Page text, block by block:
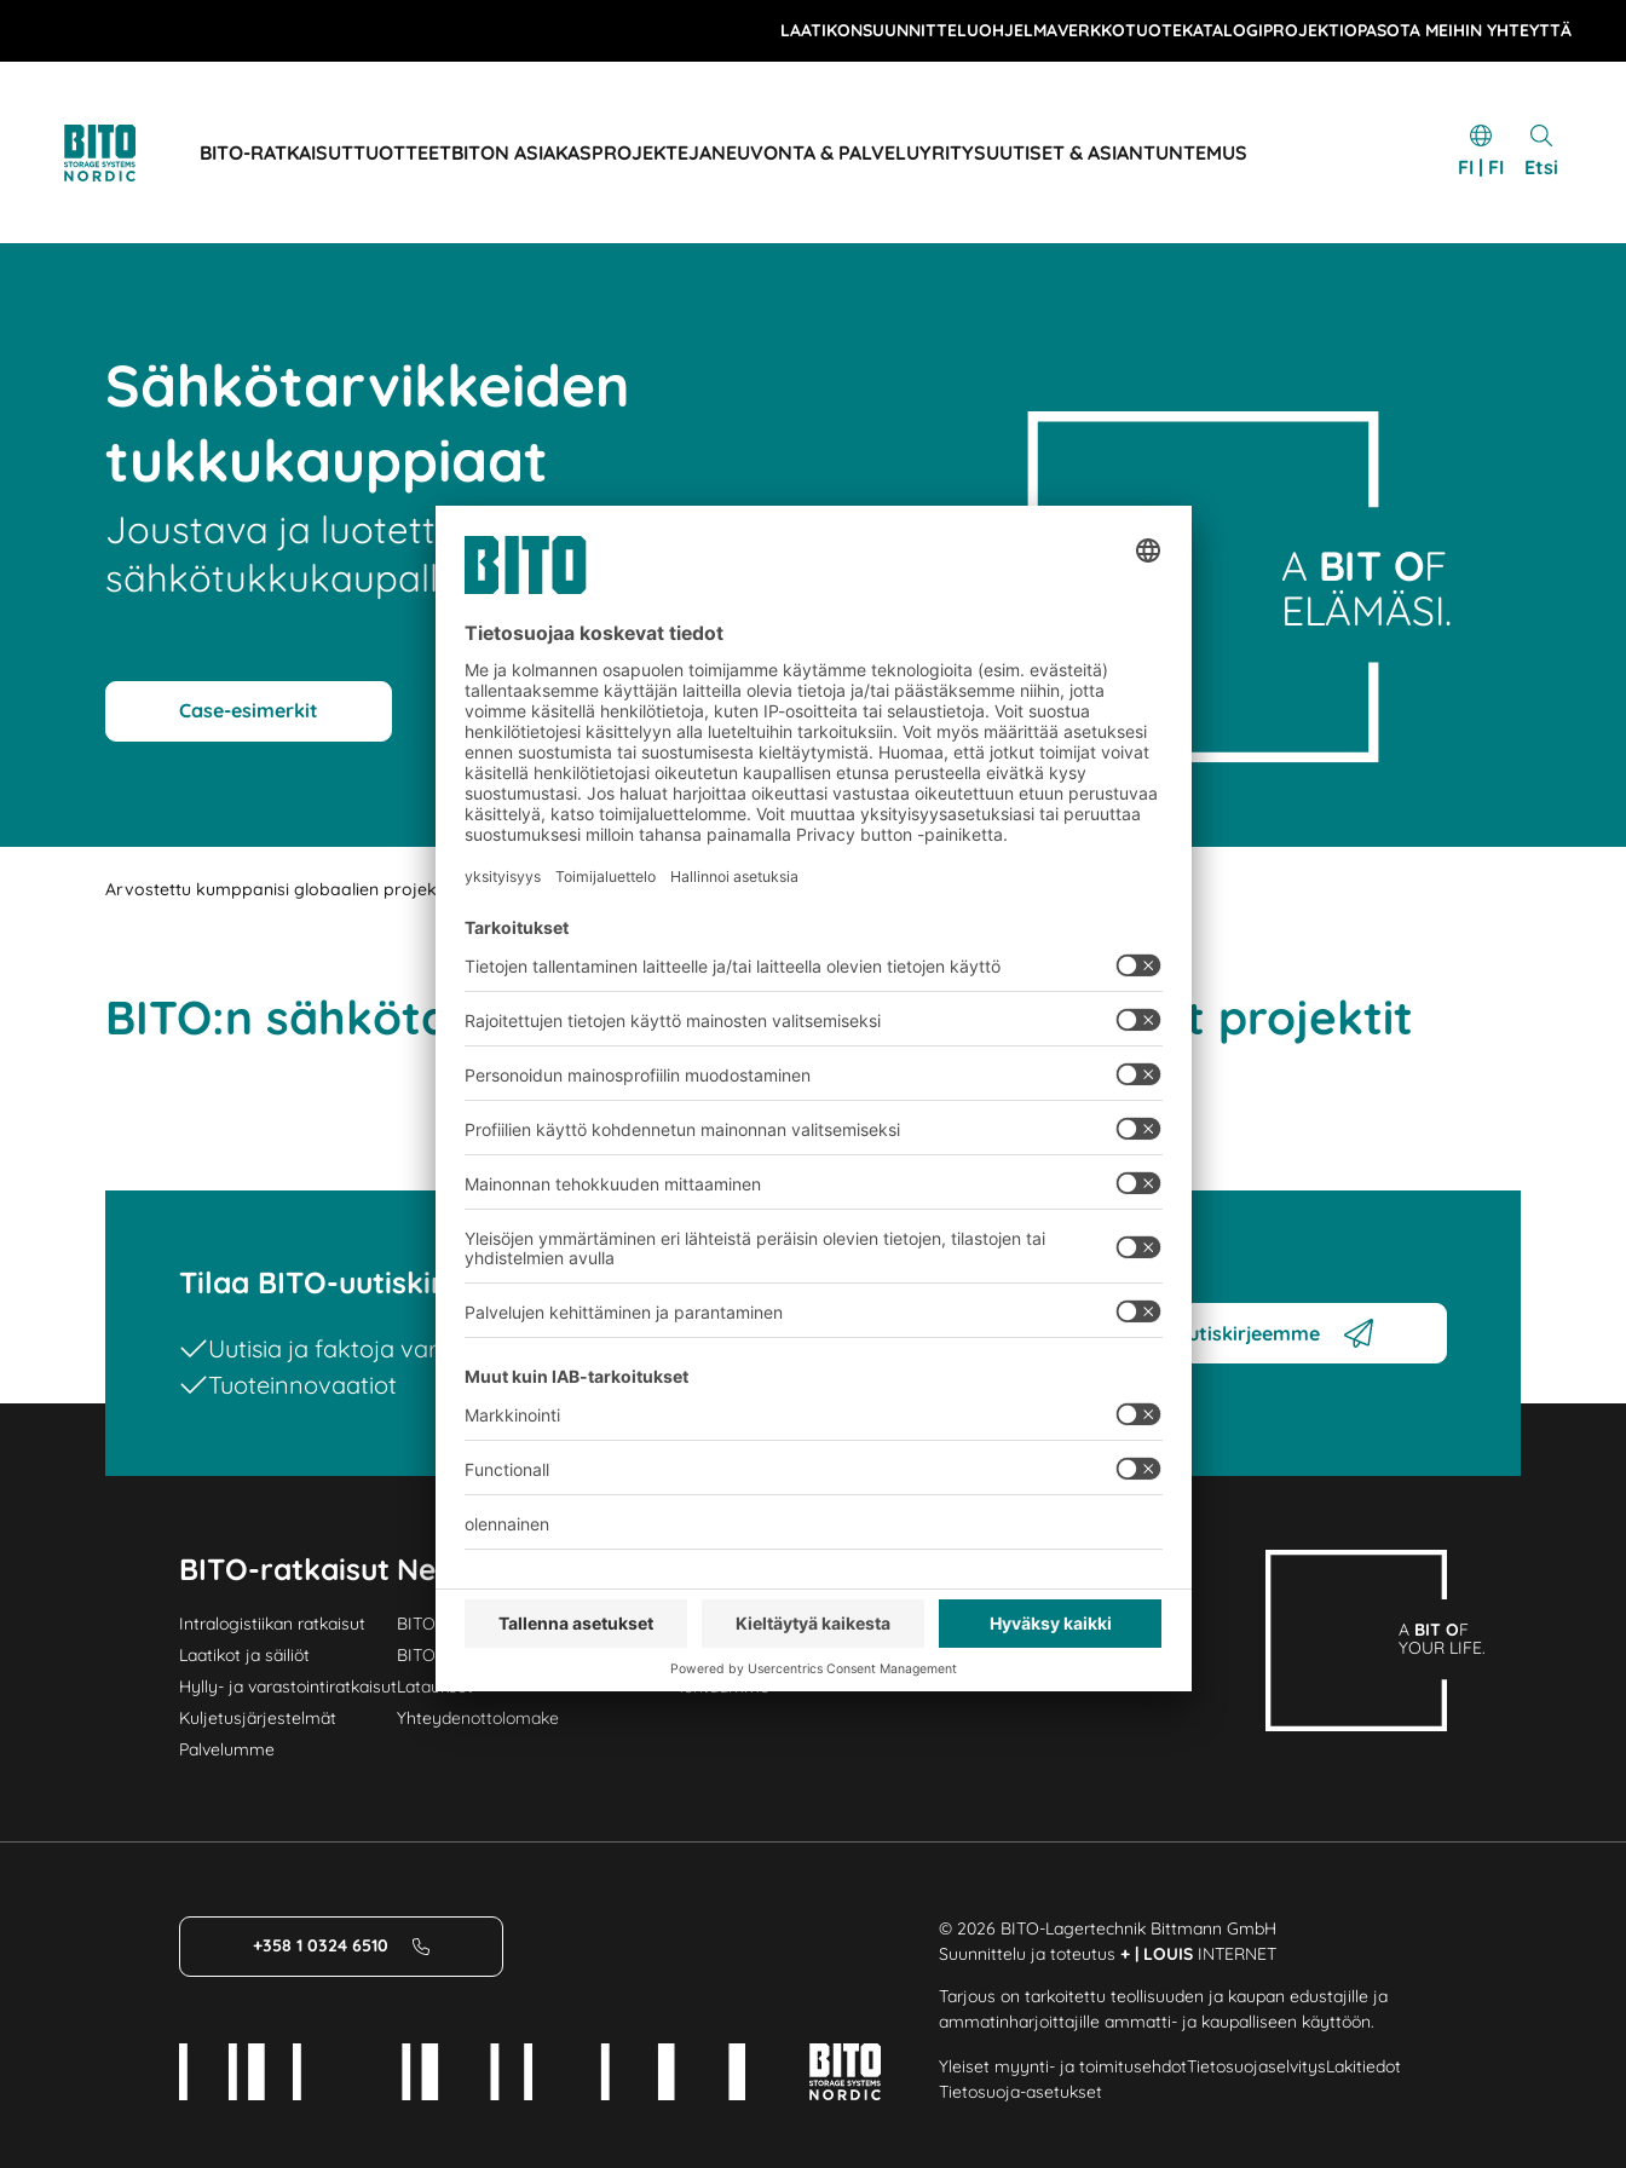
LAATIKONSUUNNITTELUOHJELMAVERKKOTUOTEKATALOGIPROJEKTIOPASOTA MEIHIN YHTEYTTÄ
BITO-RATKAISUTTUOTTEETBITON ASIAKASPROJEKTEJANEUVONTA & PALVELUYRITYSUUTISET & ASIANTUNTEMUS
FI | FI Etsi
A BIT OF
ELÄMÄSI.
Sähkötarvikkeiden
tukkukauppiaat
Joustava ja luotettava logistiikka
sähkötukkukaupalle
Case-esimerkit
Arvostettu kumppanisi globaalien projektien toteutuksessa BITOn asiakasprojekteja
BITO:n sähkötarviketukkukaupassa toteuttamat projektit
Tilaa BITO-uutiskirjeemme:
Uutisia ja faktoja varastologistiikan maailmasta
Eksklusiiviset alennukset
Tuoteinnovaatiot
Tilaa uutiskirjeemme
BITO-ratkaisut
Intralogistiikan ratkaisut
Laatikot ja säiliöt
Hylly- ja varastointiratkaisut
Kuljetusjärjestelmät
Palvelumme
Neuvonta & Palvelu
BITO TUOTEKATALOGI
BITO PROJEKTIOPAS
Lataukset
Yhteydenottolomake
Tietoa meistä
Tehtaamme
A BIT OF
YOUR LIFE.
+358 1 0324 6510
© 2026 BITO-Lagertechnik Bittmann GmbH
Suunnittelu ja toteutus+ | LOUIS INTERNET
Tarjous on tarkoitettu teollisuuden ja kaupan edustajille ja
ammatinharjoittajille ammatti- ja kaupalliseen käyttöön.
Yleiset myynti- ja toimitusehdotTietosuojaselvitysLakitiedot
Tietosuoja-asetukset